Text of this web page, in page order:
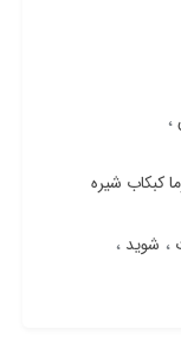
کبکاب شیره
شوید